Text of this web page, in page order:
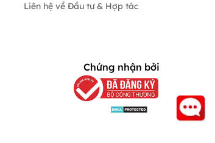
Liên hệ về Đầu tư & Hợp tác
Chứng nhận bởi